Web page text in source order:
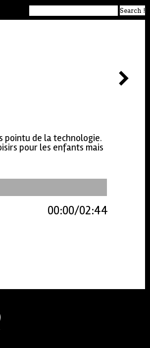
pointu de la technologie.
pour les enfants mais
02:44
00:00